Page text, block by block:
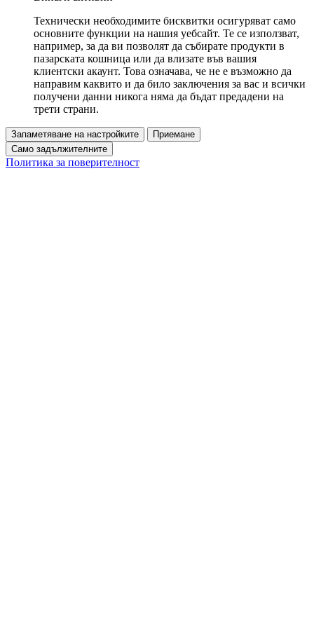
Технически необходимите бисквитки осигуряват само
основните функции на нашия уебсайт. Те се използват,
например, за да ви позволят да събирате продукти в
пазарската кошница или да влизате във вашия
клиентски акаунт. Това означава, че не е възможно да
направим каквито и да било заключения за вас и всички
получени данни никога няма да бъдат предадени на
трети страни.
Запаметяване на настройките
Приемане
Само задължителните
Политика за поверителност